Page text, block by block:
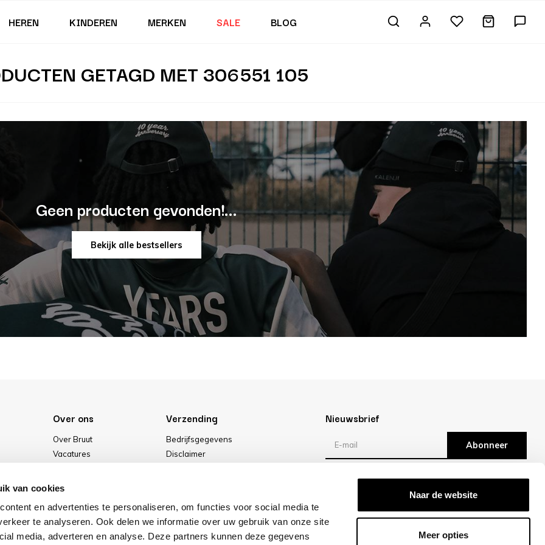
van cookies
en advertenties te personaliseren, om functies voor social media te
te analyseren. Ook delen we informatie over uw gebruik van onze site
media, adverteren en analyse. Deze partners kunnen deze gegevens
Naar de website
Meer opties
HEREN KINDEREN MERKEN SALE BLOG
GETAGD MET 306551 105
Geen producten gevonden!...
Bekijk alle bestsellers
Over ons
Over Bruut
Vacatures
Onze winkel
Verzending
Bedrijfsgegevens
Disclaimer
Nieuwsbrief
Abonneer
Reviews
/10 -klantbeoordelingen